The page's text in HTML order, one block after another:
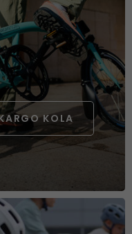
KOLA